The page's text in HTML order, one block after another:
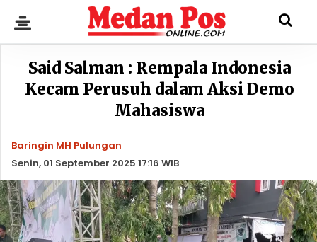
Said Salman : Rempala Indonesia
Kecam Perusuh dalam Aksi Demo
Mahasiswa
Baringin MH Pulungan
Senin, 01 September 2025 17:16 WIB